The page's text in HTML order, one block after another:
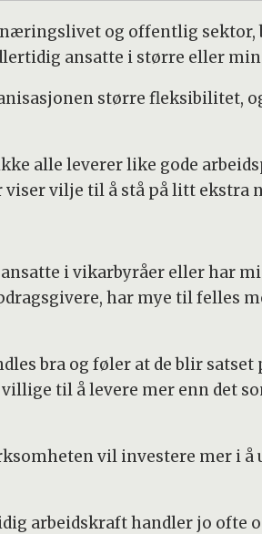
og offentlig sektor,
ansatte i større eller
større fleksibilitet,
alle leverer like gode
vilje til å stå på litt ekstra
i vikarbyråer eller har
har mye til felles
bra og føler at de blir satset
til å levere mer enn det
vil investere mer i å
arbeidskraft handler jo ofte